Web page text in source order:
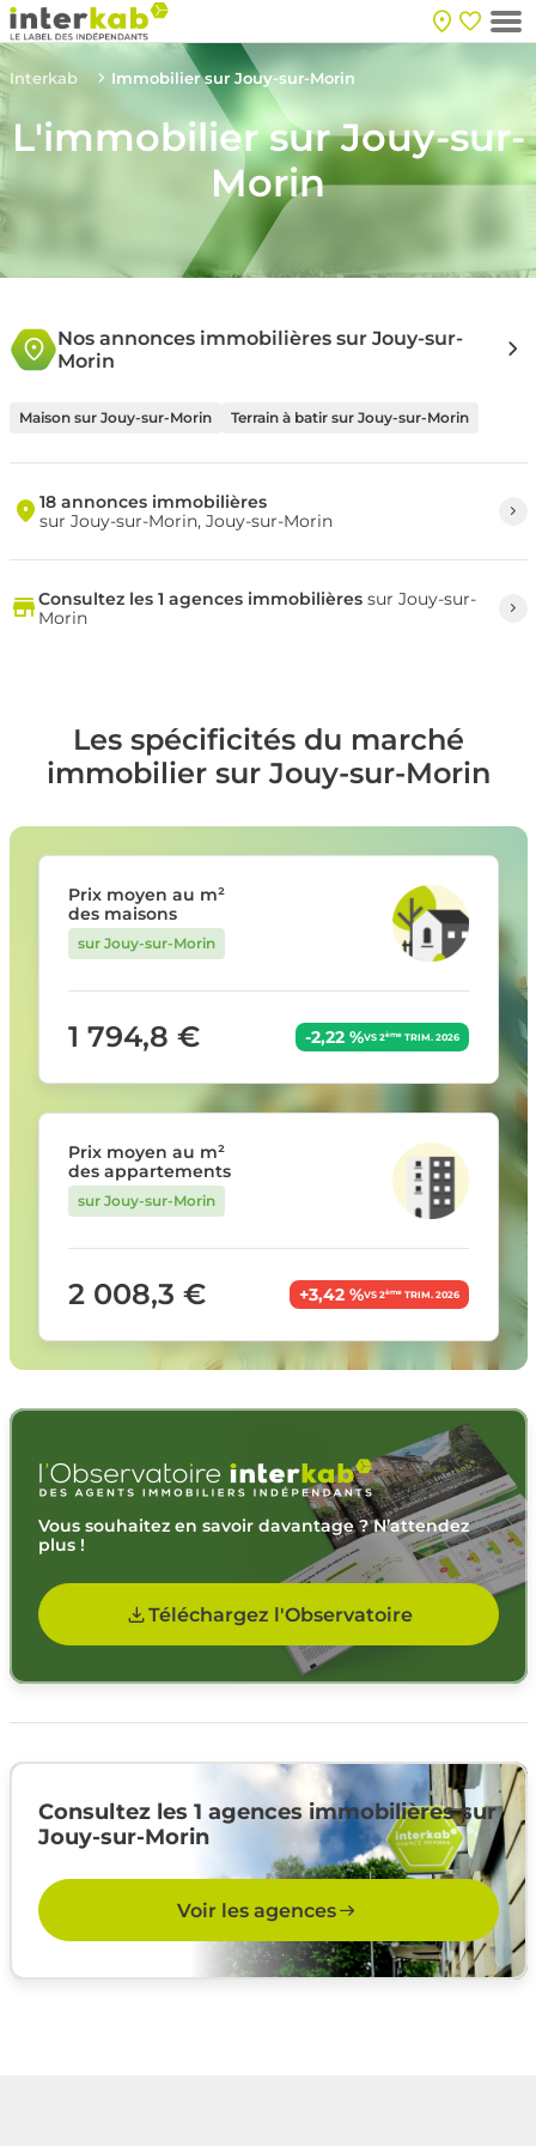
Interkab Immobilier sur Jouy-sur-Morin
L'immobilier sur Jouy-sur-
Morin
Nos annonces immobilières sur Jouy-sur-
Morin
Maison sur Jouy-sur-Morin Terrain à batir sur Jouy-sur-Morin
18 annonces immobilières
sur Jouy-sur-Morin, Jouy-sur-Morin
Consultez les 1 agences immobilièressur Jouy-sur-
Morin
Les spécificités du marché
immobilier sur Jouy-sur-Morin
Prix moyen au m²
des maisons
sur Jouy-sur-Morin
1 794,8 € -2,22 %VS 2èmeTRIM. 2026
Prix moyen au m²
des appartements
sur Jouy-sur-Morin
2 008,3 € +3,42 %VS 2èmeTRIM. 2026
Vous souhaitez en savoir davantage ? N’attendez
plus !
Téléchargez l'Observatoire
Consultez les 1 agences immobilières sur
Jouy-sur-Morin
Voir les agences